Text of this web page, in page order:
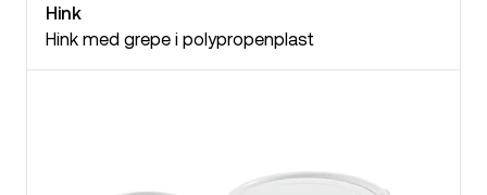
Hink
Hink med grepe i polypropenplast